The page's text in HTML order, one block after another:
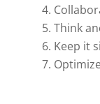
Think
Keep it